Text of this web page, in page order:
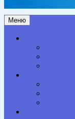
Меню